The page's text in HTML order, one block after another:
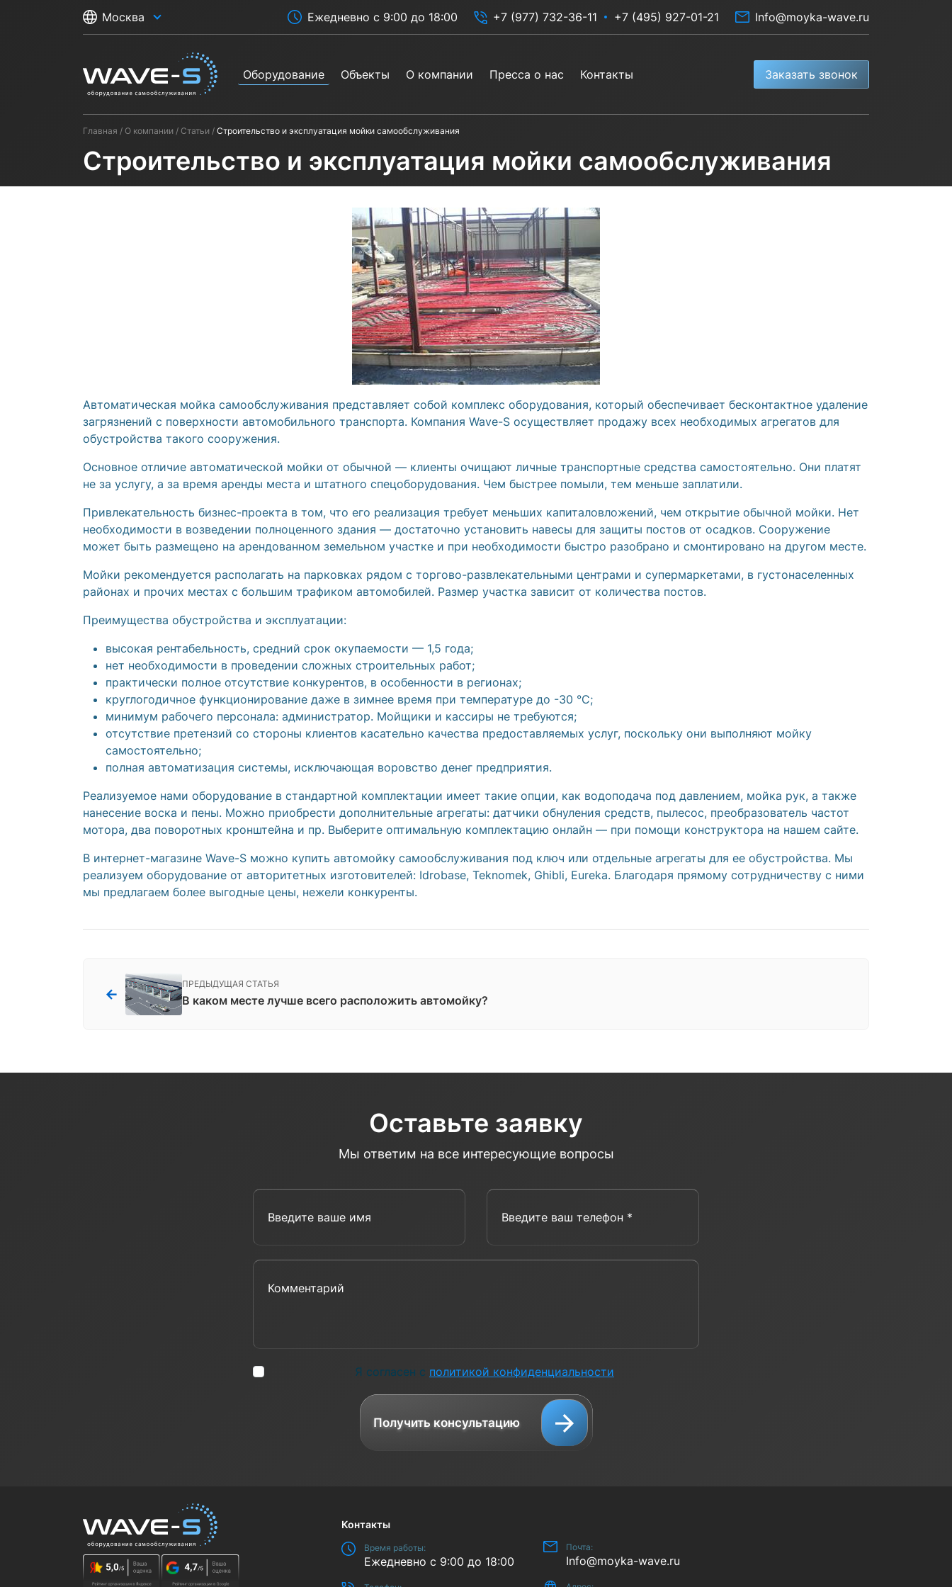
Москва Ежедневно с 9:00 до 18:00 +7 (977) 732-36-11 +7 (495) 927-01-21 Info@moyka-wave.ru
Оборудование Объекты О компании Пресса о нас Контакты Заказать звонок
Главная О компании Статьи Строительство и эксплуатация мойки самообслуживания
Строительство и эксплуатация мойки самообслуживания
Автоматическая мойка самообслуживания представляет собой комплекс оборудования, который обеспечивает бесконтактное удаление
загрязнений с поверхности автомобильного транспорта. Компания Wave-S осуществляет продажу всех необходимых агрегатов для
обустройства такого сооружения.
Основное отличие автоматической мойки от обычной — клиенты очищают личные транспортные средства самостоятельно. Они платят
не за услугу, а за время аренды места и штатного спецоборудования. Чем быстрее помыли, тем меньше заплатили.
Привлекательность бизнес-проекта в том, что его реализация требует меньших капиталовложений, чем открытие обычной мойки. Нет
необходимости в возведении полноценного здания — достаточно установить навесы для защиты постов от осадков. Сооружение
может быть размещено на арендованном земельном участке и при необходимости быстро разобрано и смонтировано на другом месте.
Мойки рекомендуется располагать на парковках рядом с торгово-развлекательными центрами и супермаркетами, в густонаселенных
районах и прочих местах с большим трафиком автомобилей. Размер участка зависит от количества постов.
Преимущества обустройства и эксплуатации:
высокая рентабельность, средний срок окупаемости — 1,5 года;
нет необходимости в проведении сложных строительных работ;
практически полное отсутствие конкурентов, в особенности в регионах;
круглогодичное функционирование даже в зимнее время при температуре до -30 °C;
минимум рабочего персонала: администратор. Мойщики и кассиры не требуются;
отсутствие претензий со стороны клиентов касательно качества предоставляемых услуг, поскольку они выполняют мойку
самостоятельно;
полная автоматизация системы, исключающая воровство денег предприятия.
Реализуемое нами оборудование в стандартной комплектации имеет такие опции, как водоподача под давлением, мойка рук, а также
нанесение воска и пены. Можно приобрести дополнительные агрегаты: датчики обнуления средств, пылесос, преобразователь частот
мотора, два поворотных кронштейна и пр. Выберите оптимальную комплектацию онлайн — при помощи конструктора на нашем сайте.
В интернет-магазине Wave-S можно купить автомойку самообслуживания под ключ или отдельные агрегаты для ее обустройства. Мы
реализуем оборудование от авторитетных изготовителей: Idrobase, Teknomek, Ghibli, Eureka. Благодаря прямому сотрудничеству с ними
мы предлагаем более выгодные цены, нежели конкуренты.
←
ПРЕДЫДУЩАЯ СТАТЬЯ
В каком месте лучше всего расположить автомойку?
Оставьте заявку
Мы ответим на все интересующие вопросы
Введите ваш телефон *
Я согласен с политикой конфиденциальности
Получить консультацию
Контакты
Время работы:
Ежедневно с 9:00 до 18:00
Почта:
Info@moyka-wave.ru